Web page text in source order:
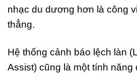
nhạc du dương hơn là công
thẳng.
Hệ thống cảnh báo lệch làn
Assist) cũng là một tính năng